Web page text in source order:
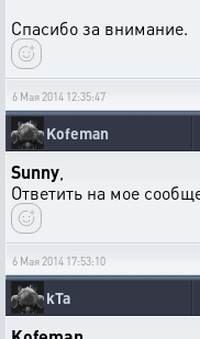
Спасибо за внимание.
6 Мая 2014 12:35:47
Kofeman
Sunny
Ответить на мое
6 Мая 2014 17:53:10
kTa